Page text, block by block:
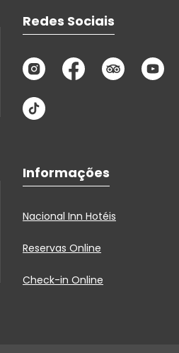
Redes Sociais
Informações
Nacional Inn Hotéis
Reservas Online
Check-in Online